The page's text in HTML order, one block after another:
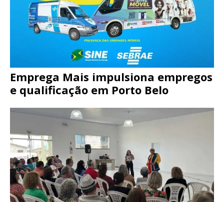
Emprega Mais impulsiona empregos
e qualificação em Porto Belo